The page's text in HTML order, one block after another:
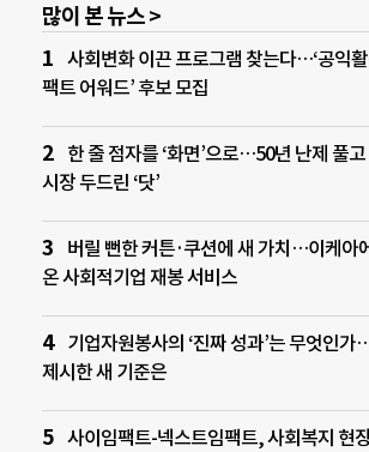
많이 본 뉴스 >
사회변화 이끈 프로그램 찾는다…‘공익
팩트 어워드’ 후보 모집
한 줄 점자를 ‘화면’으로…50년 난제 풀고
시장 두드린 ‘닷’
버릴 뻔한 커튼·쿠션에 새 가치…이케아
온 사회적기업 재봉 서비스
기업자원봉사의 ‘진짜 성과’는 무엇인가
제시한 새 기준은
사이임팩트-넥스트임팩트, 사회복지 현